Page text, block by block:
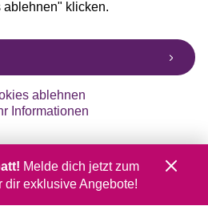
ablehnen" klicken.
ablehnen
Informationen
Melde dich jetzt zum
dir exklusive Angebote!